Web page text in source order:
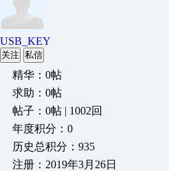
USB_KEY
关注 私信
精华：0帖
求助：0帖
帖子：0帖 | 1002回
年度积分：0
历史总积分：935
注册：2019年3月26日